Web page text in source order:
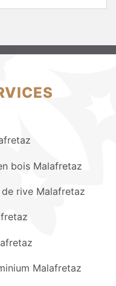
bois Malafretaz
rive Malafretaz
Malafretaz